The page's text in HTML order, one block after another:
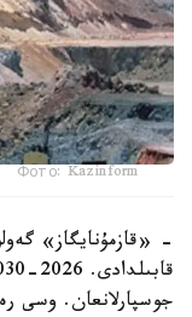
Фото: Kazinform
- «قازمۇنايگاز»